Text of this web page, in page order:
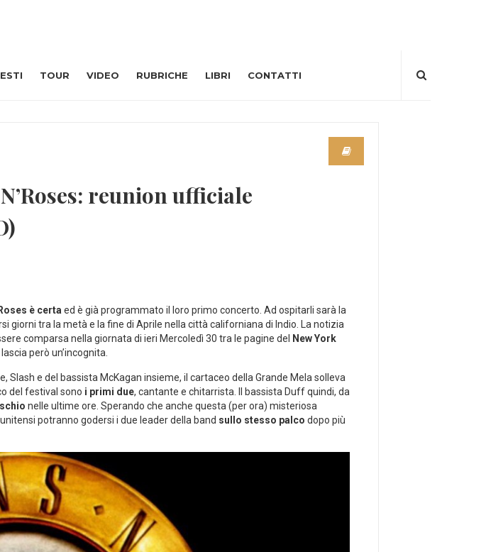
TOUR VIDEO RUBRICHE LIBRI CONTATTI
reunion ufficiale
è certaed è già programmato il loro primo concerto. Ad ospitarli sarà la
giorni tra la metà e la fine di Aprile nella città californiana di Indio. La notizia
comparsa nella giornata di ieri Mercoledì 30 tra le pagine del
New York
però un’incognita.
e del bassista McKagan insieme, il cartaceo della Grande Mela solleva
del festival sono i primi due, cantante e chitarrista. Il bassista Duff quindi, da
nelle ultime ore. Sperando che anche questa (per ora) misteriosa
potranno godersi i due leader della band sullo stesso palco dopo più